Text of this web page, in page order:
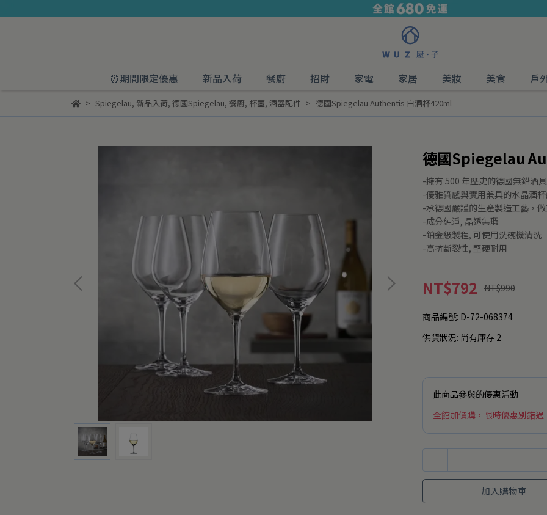
⏰期間限定優惠 新品入荷 餐廚 招財 家電 家居 美妝 美食 戶
Spiegelau, 新品入荷, 德國Spiegelau, 餐廚, 杯壺, 酒器配件 德國Spiegelau Authentis 白酒杯420ml
德國Spiegelau
-擁有 500 年歷史的德國無鉛酒
-優雅質感與實用兼具的水晶酒
-承德國嚴謹的生產製造工藝，
-成分純淨, 晶透無瑕
-鉑金級製程, 可使用洗碗機清洗
-高抗斷裂性, 堅硬耐用
NT$792 NT$990
商品編號: D-72-068374
供貨狀況: 尚有庫存 2
此商品參與的優惠活動
全館加價購，限時優惠別錯過
加入購物車